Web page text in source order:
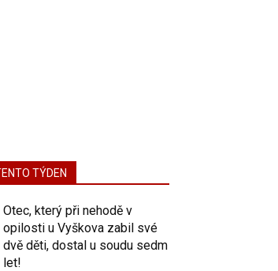
TÝDEN
Otec, který při nehodě v
opilosti u Vyškova zabil své
dvě děti, dostal u soudu sedm
let!